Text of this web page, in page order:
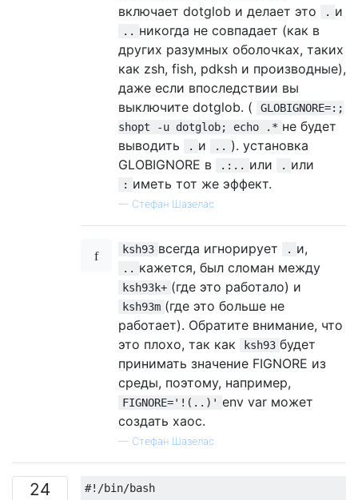
включает dotglob и делает это
. и
.. никогда не совпадает (как в
других разумных оболочках, таких
как zsh, fish, pdksh и производные),
даже если впоследствии вы
выключите dotglob. (
GLOBIGNORE=:;
shopt -u dotglob; echo .* не будет
выводить
. и .. ). установка
GLOBIGNORE в
.:.. или . или
: иметь тот же эффект.
— Стефан Шазелас
ksh93 всегда игнорирует . и,
.. кажется, был сломан между
ksh93k+ (где это работало) и
ksh93m (где это больше не
работает). Обратите внимание, что
это плохо, так как
ksh93 будет
принимать значение FIGNORE из
среды, поэтому, например,
FIGNORE='!(..)' env var может
создать хаос.
— Стефан Шазелас
24 #!/bin/bash